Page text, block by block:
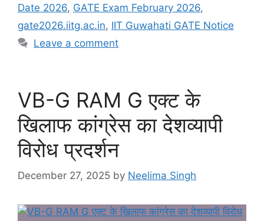
Date 2026, GATE Exam February 2026,
gate2026.iitg.ac.in, IIT Guwahati GATE Notice
Leave a comment
VB-G RAM G एक्ट के
खिलाफ कांग्रेस का देशव्यापी
विरोध प्रदर्शन
December 27, 2025 by Neelima Singh